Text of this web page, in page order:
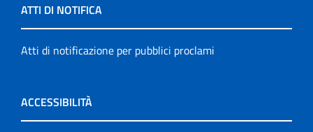
ATTI DI NOTIFICA
Atti di notificazione per pubblici proclami
ACCESSIBILITÀ